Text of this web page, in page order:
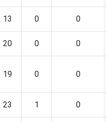
13 0 0
20 0 0
19 0 0
23 1 0